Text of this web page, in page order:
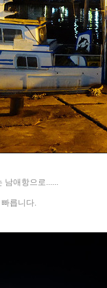
남애항으로......
릅니다.